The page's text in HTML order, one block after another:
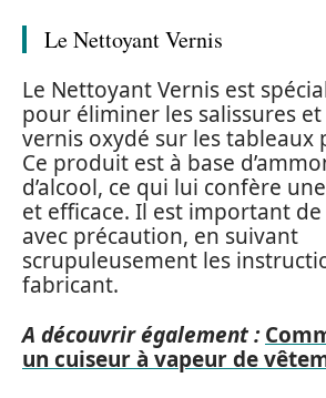
Le Nettoyant Vernis
Le Nettoyant Vernis est
pour éliminer les salissures
vernis oxydé sur les tableaux
Ce produit est à base
d’alcool, ce qui lui confère
et efficace. Il est important de
avec précaution, en suivant
scrupuleusement les
fabricant.
A découvrir également :
un cuiseur à vapeur de